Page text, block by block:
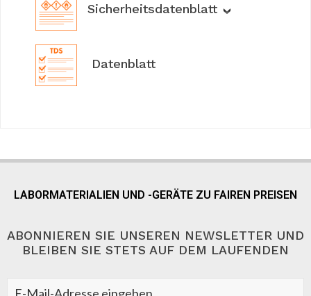
Sicherheitsdatenblatt
Datenblatt
LABORMATERIALIEN UND -GERÄTE ZU FAIREN PREISEN
ABONNIEREN SIE UNSEREN NEWSLETTER UND
BLEIBEN SIE STETS AUF DEM LAUFENDEN